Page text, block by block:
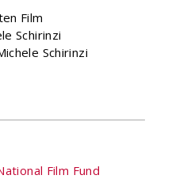
Film
Schirinzi
Schirinzi
Film Fund